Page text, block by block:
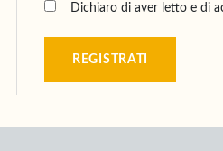
Dichiaro di aver letto e di
REGISTRATI